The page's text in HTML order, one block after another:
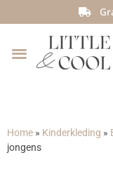
Home » Kinderkleding »
jongens